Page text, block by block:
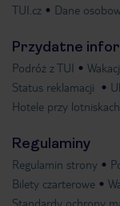
TUI.cz
Dane
Przydatne
Podróż z TUI
Status reklamacji
Hotele przy lotniskach
Regulaminy
Regulamin strony
Bilety czarterowe
Standardy ochrony